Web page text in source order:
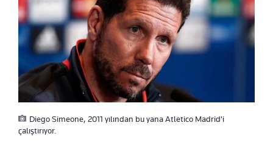
Diego Simeone, 2011 yılından bu yana Atletico Madrid'i
çalıştırıyor.